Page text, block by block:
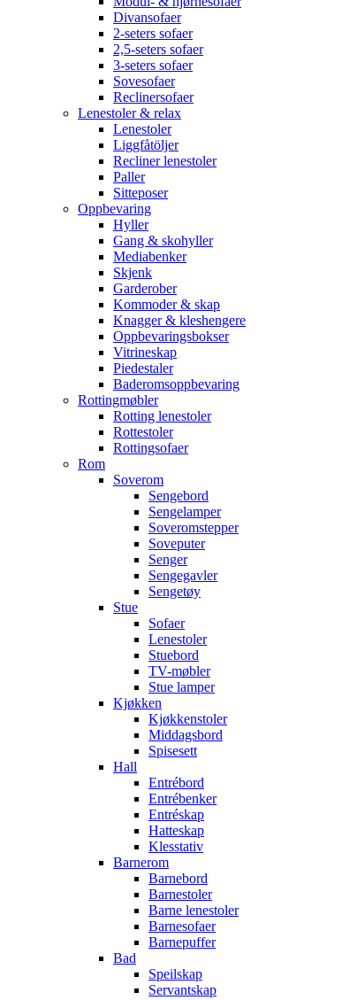
Divansofaer
2-seters sofaer
2,5-seters sofaer
3-seters sofaer
Sovesofaer
Reclinersofaer
Lenestoler & relax
Lenestoler
Liggfåtöljer
Recliner lenestoler
Paller
Sitteposer
Oppbevaring
Hyller
Gang & skohyller
Mediabenker
Skjenk
Garderober
Kommoder & skap
Knagger & kleshengere
Oppbevaringsbokser
Vitrineskap
Piedestaler
Baderomsoppbevaring
Rottingmøbler
Rotting lenestoler
Rottestoler
Rottingsofaer
Rom
Soverom
Sengebord
Sengelamper
Soveromstepper
Soveputer
Senger
Sengegavler
Sengetøy
Stue
Sofaer
Lenestoler
Stuebord
TV-møbler
Stue lamper
Kjøkken
Kjøkkenstoler
Middagsbord
Spisesett
Hall
Entrébord
Entrébenker
Entréskap
Hatteskap
Klesstativ
Barnerom
Barnebord
Barnestoler
Barne lenestoler
Barnesofaer
Barnepuffer
Bad
Speilskap
Servantskap